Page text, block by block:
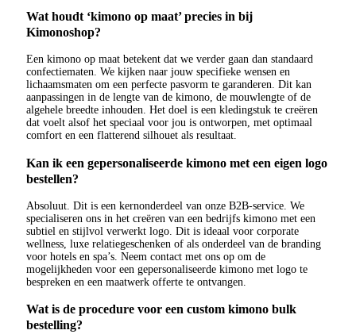
Wat houdt ‘kimono op maat’ precies in bij
Kimonoshop?
Een kimono op maat betekent dat we verder gaan dan standaard
confectiematen. We kijken naar jouw specifieke wensen en
lichaamsmaten om een perfecte pasvorm te garanderen. Dit kan
aanpassingen in de lengte van de kimono, de mouwlengte of de
algehele breedte inhouden. Het doel is een kledingstuk te creëren
dat voelt alsof het speciaal voor jou is ontworpen, met optimaal
comfort en een flatterend silhouet als resultaat.
Kan ik een gepersonaliseerde kimono met een eigen logo
bestellen?
Absoluut. Dit is een kernonderdeel van onze B2B-service. We
specialiseren ons in het creëren van een bedrijfs kimono met een
subtiel en stijlvol verwerkt logo. Dit is ideaal voor corporate
wellness, luxe relatiegeschenken of als onderdeel van de branding
voor hotels en spa’s. Neem contact met ons op om de
mogelijkheden voor een gepersonaliseerde kimono met logo te
bespreken en een maatwerk offerte te ontvangen.
Wat is de procedure voor een custom kimono bulk
bestelling?